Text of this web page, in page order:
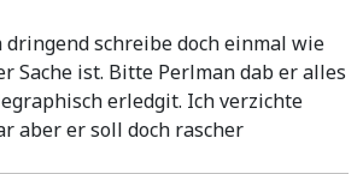
schreibe doch einmal wie
Sache ist. Bitte Perlman dab er alles
erledgit. Ich verzichte
aber er soll doch rascher